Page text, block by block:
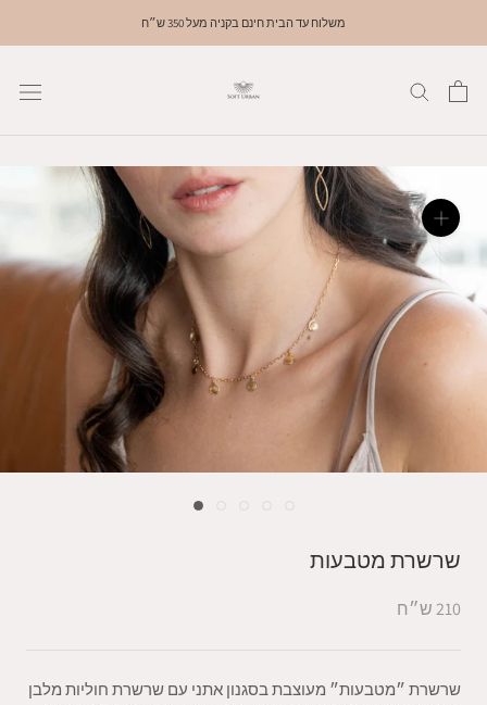
משלוח עד הבית חינם בקניה מעל 350 ש״ח
שרשרת מטבעות
210 ש״ח
שרשרת ״מטבעות״ מעוצבת בסגנון אתני עם שרשרת חוליות מלבן